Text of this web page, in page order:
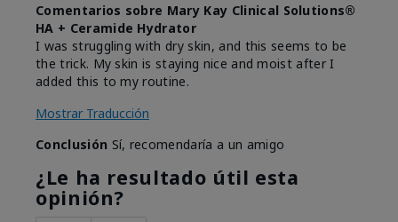
Comentarios sobre Mary Kay Clinical Solutions®
HA + Ceramide Hydrator
I was struggling with dry skin, and this seems to be
the trick. My skin is staying nice and moist after I
added this to my routine.
Mostrar Traducción
Conclusión Sí, recomendaría a un amigo
¿Le ha resultado útil esta
opinión?